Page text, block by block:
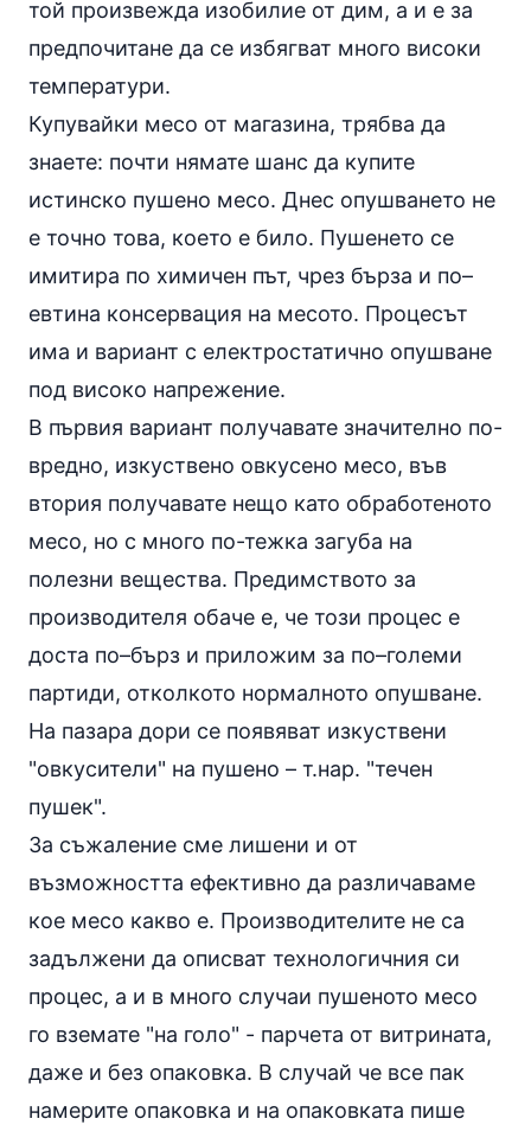
той произвежда изобилие от дим, а и е за
предпочитане да се избягват много високи
температури.
Купувайки месо от магазина, трябва да
знаете: почти нямате шанс да купите
истинско пушено месо. Днес опушването не
е точно това, което е било. Пушенето се
имитира по химичен път, чрез бърза и по–
евтина консервация на месото. Процесът
има и вариант с електростатично опушване
под високо напрежение.
В първия вариант получавате значително по-
вредно, изкуствено овкусено месо, във
втория получавате нещо като обработеното
месо, но с много по-тежка загуба на
полезни вещества. Предимството за
производителя обаче е, че този процес е
доста по–бърз и приложим за по–големи
партиди, отколкото нормалното опушване.
На пазара дори се появяват изкуствени
"овкусители" на пушено – т.нар. "течен
пушек".
За съжаление сме лишени и от
възможността ефективно да различаваме
кое месо какво е. Производителите не са
задължени да описват технологичния си
процес, а и в много случаи пушеното месо
го вземате "на голо" - парчета от витрината,
даже и без опаковка. В случай че все пак
намерите опаковка и на опаковката пише